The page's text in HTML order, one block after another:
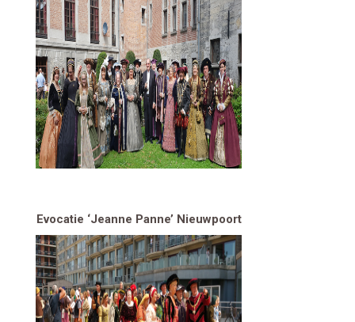
Evocatie ‘Jeanne Panne’ Nieuwpoort